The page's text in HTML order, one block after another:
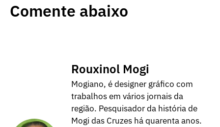
Comente abaixo
Rouxinol Mogi
Mogiano, é designer gráfico com
trabalhos em vários jornais da
região. Pesquisador da história de
Mogi das Cruzes há quarenta anos.